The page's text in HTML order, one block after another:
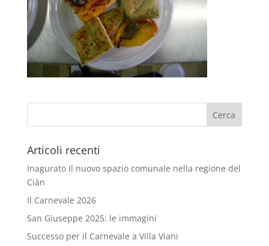
Articoli recenti
Inagurato il nuovo spazio comunale nella regione del
Ciàn
Il Carnevale 2026
San Giuseppe 2025: le immagini
Successo per il Carnevale a Villa Viani